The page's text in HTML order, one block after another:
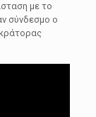
με το
σύνδεσμο ο